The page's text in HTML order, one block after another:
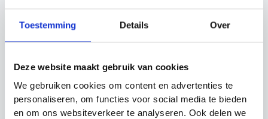
Toestemming Details Over
Deze website maakt gebruik van cookies
We gebruiken cookies om content en advertenties te
personaliseren, om functies voor social media te bieden
en om ons websiteverkeer te analyseren. Ook delen we
Deze Precision rugzak biedt alles wat je nodig hebt
voor een georganiseerde en praktische
opbergruimte voor al je sportspullen.
Gerelateerde producten